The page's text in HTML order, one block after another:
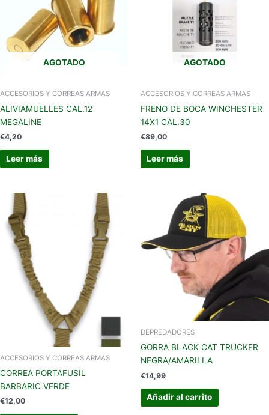
AGOTADO
ACCESORIOS Y CORREAS ARMAS
ALIVIAMUELLES CAL.12
MEGALINE
€4,20
Leer más
AGOTADO
ACCESORIOS Y CORREAS ARMAS
FRENO DE BOCA WINCHESTER
14X1 CAL.30
€89,00
Leer más
ACCESORIOS Y CORREAS ARMAS
CORREA PORTAFUSIL
BARBARIC VERDE
€12,00
DEPREDADORES
GORRA BLACK CAT TRUCKER
NEGRA/AMARILLA
€14,99
Añadir al carrito